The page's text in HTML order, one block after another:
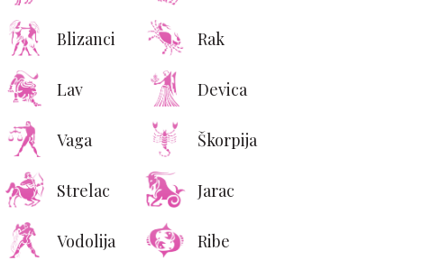
Blizanci Rak
Lav Devica
Vaga Škorpija
Strelac Jarac
Vodolija Ribe